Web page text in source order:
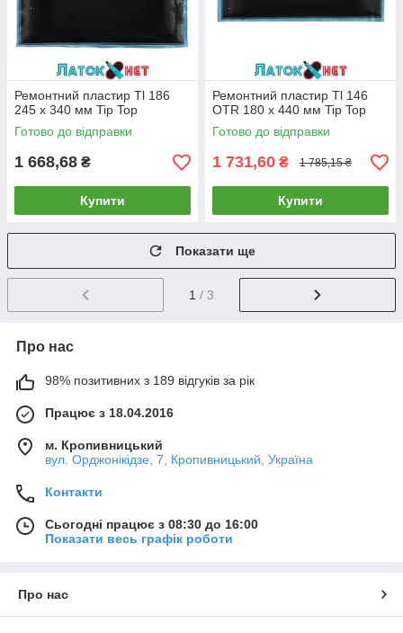
Ремонтний пластир Tl 186
245 х 340 мм Tip Top
Готово до відправки
1 668,68 ₴
Купити
Ремонтний пластир Tl 146
ОТR 180 х 440 мм Tip Top
Готово до відправки
1 731,60 ₴ 1 785,15 ₴
Купити
Показати ще
1 / 3
Про нас
98% позитивних з 189 відгуків за рік
Працює з 18.04.2016
м. Кропивницький
вул. Орджонікідзе, 7, Кропивницький, Україна
Контакти
Сьогодні працює з 08:30 до 16:00
Показати весь графік роботи
Про нас